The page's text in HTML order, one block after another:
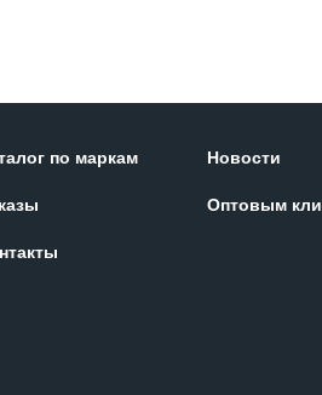
по маркам
Новости
Оптовым